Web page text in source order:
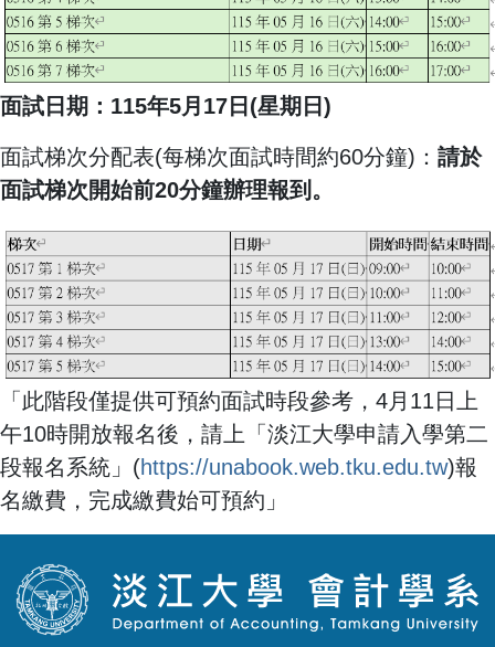
面試日期：115年5月17日(星期日)
面試梯次分配表(每梯次面試時間約60分鐘)： 請於
面試梯次開始前20分鐘辦理報到。
「此階段僅提供可預約面試時段參考，4月11日上
午10時開放報名後，請上「淡江大學申請入學第二
段報名系統」(https://unabook.web.tku.edu.tw)報
名繳費，完成繳費始可預約」